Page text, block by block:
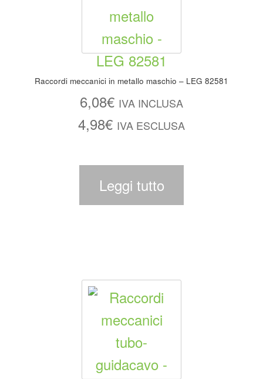
Raccordi meccanici in metallo maschio – LEG 82581
6,08€ IVA INCLUSA
4,98€ IVA ESCLUSA
Leggi tutto